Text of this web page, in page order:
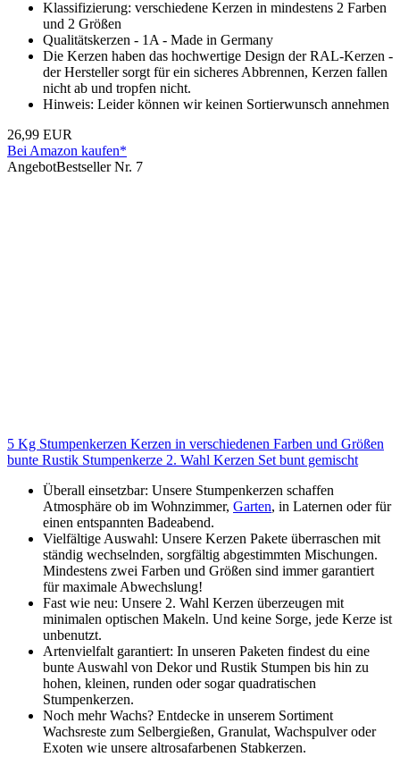
Klassifizierung: verschiedene Kerzen in mindestens 2 Farben
und 2 Größen
Qualitätskerzen - 1A - Made in Germany
Die Kerzen haben das hochwertige Design der RAL-Kerzen -
der Hersteller sorgt für ein sicheres Abbrennen, Kerzen fallen
nicht ab und tropfen nicht.
Hinweis: Leider können wir keinen Sortierwunsch annehmen
26,99 EUR
Bei Amazon kaufen*
AngebotBestseller Nr. 7
5 Kg Stumpenkerzen Kerzen in verschiedenen Farben und Größen
bunte Rustik Stumpenkerze 2. Wahl Kerzen Set bunt gemischt
Überall einsetzbar: Unsere Stumpenkerzen schaffen
Atmosphäre ob im Wohnzimmer, Garten, in Laternen oder für
einen entspannten Badeabend.
Vielfältige Auswahl: Unsere Kerzen Pakete überraschen mit
ständig wechselnden, sorgfältig abgestimmten Mischungen.
Mindestens zwei Farben und Größen sind immer garantiert
für maximale Abwechslung!
Fast wie neu: Unsere 2. Wahl Kerzen überzeugen mit
minimalen optischen Makeln. Und keine Sorge, jede Kerze ist
unbenutzt.
Artenvielfalt garantiert: In unseren Paketen findest du eine
bunte Auswahl von Dekor und Rustik Stumpen bis hin zu
hohen, kleinen, runden oder sogar quadratischen
Stumpenkerzen.
Noch mehr Wachs? Entdecke in unserem Sortiment
Wachsreste zum Selbergießen, Granulat, Wachspulver oder
Exoten wie unsere altrosafarbenen Stabkerzen.